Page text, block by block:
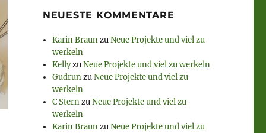
NEUESTE KOMMENTARE
Karin BraunzuNeue Projekte und viel zu
werkeln
KellyzuNeue Projekte und viel zu werkeln
GudrunzuNeue Projekte und viel zu
werkeln
C SternzuNeue Projekte und viel zu
werkeln
Karin BraunzuNeue Projekte und viel zu